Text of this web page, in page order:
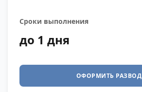
Сроки выполнения
до 1 дня
ОФОРМИТЬ РАЗВОД